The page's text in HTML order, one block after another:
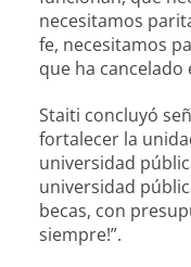
necesitamos
fe, necesitamos
que ha cancelado
Staiti concluyó
fortalecer la
universidad
universidad
becas, con
siempre!”.